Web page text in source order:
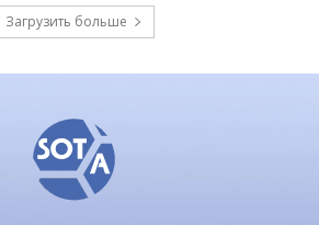
Загрузить больше